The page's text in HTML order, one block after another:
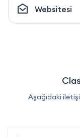
Websitesi
Aşağıdaki